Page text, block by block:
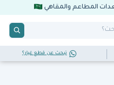
المطاعم والمقاهي
تبحث عن قطع غيار؟